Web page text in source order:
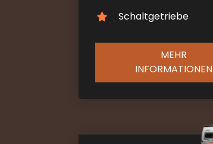
Schaltgetriebe
MEHR
INFORMATIONEN